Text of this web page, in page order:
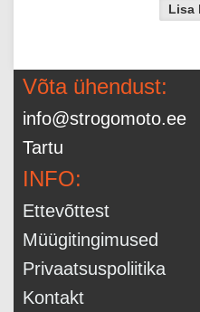
Võta ühendust:
info@strogomoto.ee
Tartu
INFO:
Ettevõttest
Müügitingimused
Privaatsuspoliitika
Kontakt